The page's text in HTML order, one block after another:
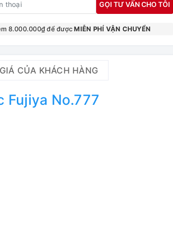
GỌI TƯ VẤN CHO TÔI
8.000.000₫ để đượcMIỄN PHÍ VẬN CHUYỂN
CỦA KHÁCH HÀNG
Fujiya No.777